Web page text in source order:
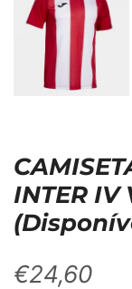
INTER IV
€24,60